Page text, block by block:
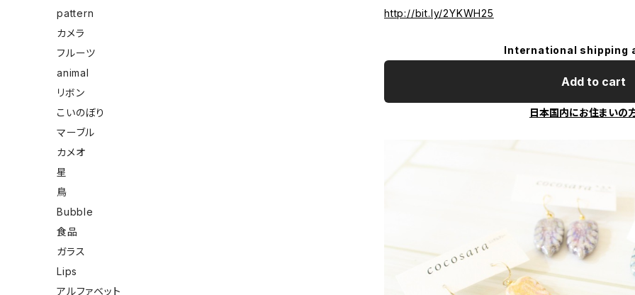
http://bit.ly/2YKWH25
International shipping
Add to cart
日本国内にお住まいの
pattern
カメラ
フルーツ
animal
リボン
こいのぼり
マーブル
カメオ
星
鳥
Bubble
食品
ガラス
Lips
アルファベット